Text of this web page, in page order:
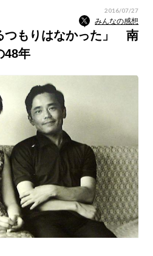
2016/07/27
みんなの感想
つもりはなかった」 南
48年